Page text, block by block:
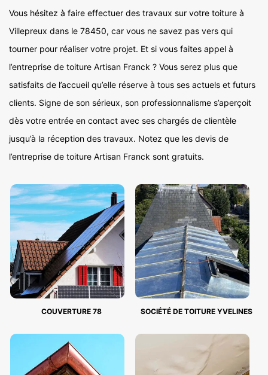
Vous hésitez à faire effectuer des travaux sur votre toiture à
Villepreux dans le 78450, car vous ne savez pas vers qui
tourner pour réaliser votre projet. Et si vous faites appel à
l’entreprise de toiture Artisan Franck ? Vous serez plus que
satisfaits de l’accueil qu’elle réserve à tous ses actuels et futurs
clients. Signe de son sérieux, son professionnalisme s’aperçoit
dès votre entrée en contact avec ses chargés de clientèle
jusqu’à la réception des travaux. Notez que les devis de
l’entreprise de toiture Artisan Franck sont gratuits.
COUVERTURE 78 SOCIÉTÉ DE TOITURE YVELINES